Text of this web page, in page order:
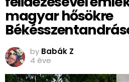
magyar hősökre
by Babák Z
4 éve